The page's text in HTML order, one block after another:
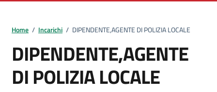
Home / Incarichi / DIPENDENTE,AGENTE DI POLIZIA LOCALE
DIPENDENTE,AGENTE
DI POLIZIA LOCALE